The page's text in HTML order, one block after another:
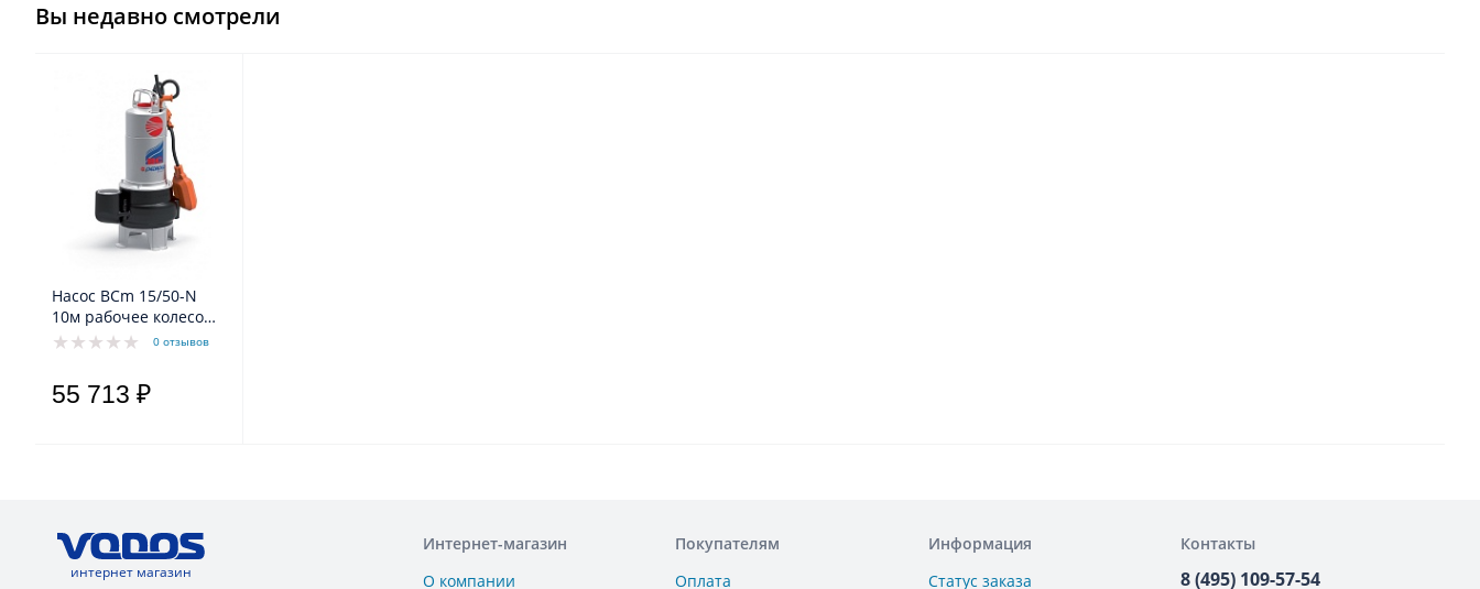
Вы недавно смотрели
Насос BCm 15/50-N
10м рабочее колесо
"двухканальное"0 отзывов
55 713 ₽
интернет магазин
Интернет-магазин
О компании
Покупателям
Оплата
Информация
Статус заказа
Контакты
8 (495) 109-57-54